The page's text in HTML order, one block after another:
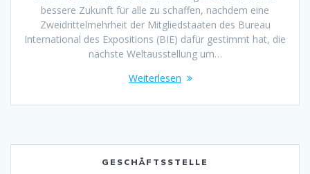
bessere Zukunft für alle zu schaffen, nachdem eine
Zweidrittelmehrheit der Mitgliedstaaten des Bureau
International des Expositions (BIE) dafür gestimmt hat, die
nächste Weltausstellung um…
Weiterlesen
GESCHÄFTSSTELLE